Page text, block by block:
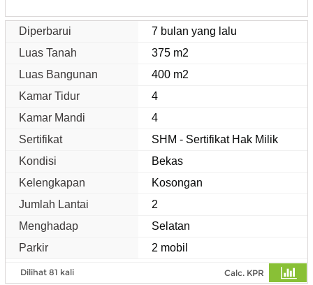
Diperbarui
7 bulan yang lalu
Luas Tanah
375 m2
Luas Bangunan
400 m2
Kamar Tidur
4
Kamar Mandi
4
Sertifikat
SHM - Sertifikat Hak Milik
Kondisi
Bekas
Kelengkapan
Kosongan
Jumlah Lantai
2
Menghadap
Selatan
Parkir
2 mobil
Dilihat 81 kali Calc. KPR